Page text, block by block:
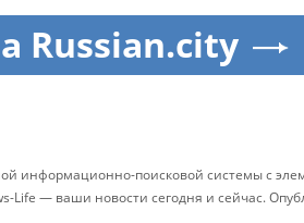
Russian.city
поисковой системы с
Life — ваши новости сегодня и сейчас.